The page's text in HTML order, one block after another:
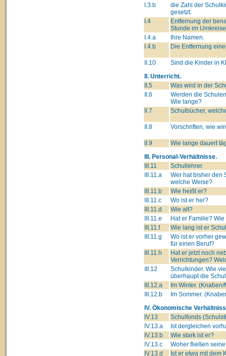
I.3.b
die Zahl der
gesetzt.
I.4
Entfernung der
Stunde im
I.4.a
Ihre Namen.
I.4.b
Die Entfernung
II.10
Sind die Kinder in
II. Unterricht.
II.5
Was wird in der
II.6
Werden die
Wie lange?
II.7
Schulbücher,
II.8 Vorschriften, wie
II.9
Wie lange dauert
III. Personal-Verhältnisse.
III.11
Schullehrer.
III.11.a
Wer hat bisher den
welche Weise?
III.11.b
Wie heißt er?
III.11.c
Wo ist er her?
III.11.d
Wie alt?
III.11.e
Hat er Familie?
III.11.f
Wie lang ist er
III.11.g
Wo ist er vorher
für einen Beruf?
III.11.h
Hat er jetzt noch
Verrichtungen?
III.12
Schulkinder. Wie
überhaupt die
III.12.a
Im Winter.
III.12.b
Im Sommer.
IV. Ökonomische
IV.13
Schulfonds
IV.13.a
Ist dergleichen
IV.13.b
Wie stark ist er?
IV.13.c
Woher fließen
IV.13.d
Ist er etwa mit dem